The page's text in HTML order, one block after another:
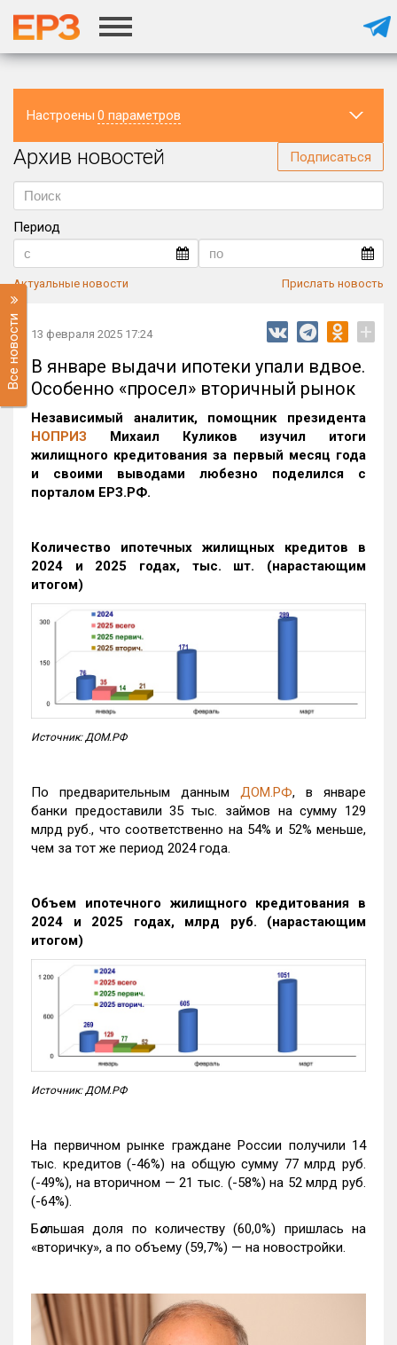
Настроены 0 параметров
Регион
Архив новостей Подписаться
Период
Актуальные новости Прислать новость
Все новости 13 февраля 2025 17:24 +
В январе выдачи ипотеки упали вдвое.
Особенно «просел» вторичный рынок
Независимый аналитик, помощник президента
НОПРИЗ Михаил Куликов изучил итоги
жилищного кредитования за первый месяц года
и своими выводами любезно поделился с
порталом ЕРЗ.РФ.
Количество ипотечных жилищных кредитов в
2024 и 2025 годах, тыс. шт. (нарастающим
итогом)
Источник: ДОМ.РФ
По предварительным данным ДОМ.РФ, в январе
банки предоставили 35 тыс. займов на сумму 129
млрд руб., что соответственно на 54% и 52% меньше,
чем за тот же период 2024 года.
Объем ипотечного жилищного кредитования в
2024 и 2025 годах, млрд руб. (нарастающим
итогом)
Источник: ДОМ.РФ
На первичном рынке граждане России получили 14
тыс. кредитов (-46%) на общую сумму 77 млрд руб.
(-49%), на вторичном — 21 тыс. (-58%) на 52 млрд руб.
(-64%).
Большая доля по количеству (60,0%) пришлась на
«вторичку», а по объему (59,7%) — на новостройки.